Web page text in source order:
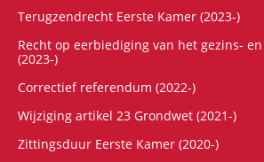
Terugzendrecht Eerste Kamer (2023-)
Recht op eerbiediging van het gezins-
(2023-)
Correctief referendum (2022-)
Wijziging artikel 23 Grondwet (2021-)
Zittingsduur Eerste Kamer (2020-)